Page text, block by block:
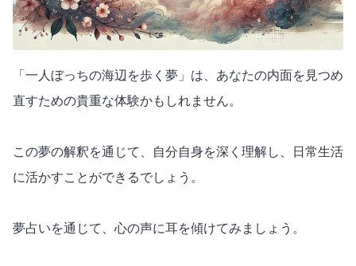
「一人ぼっちの海辺を歩く夢」は、あなたの内面を見つめ
直すための貴重な体験かもしれません。
この夢の解釈を通じて、自分自身を深く理解し、日常生活
に活かすことができるでしょう。
夢占いを通じて、心の声に耳を傾けてみましょう。